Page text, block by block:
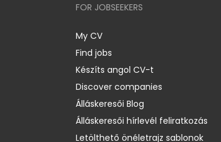
FOR JOBSEEKERS
My CV
Find jobs
Készíts angol CV-t
Discover companies
Álláskeresői Blog
Álláskeresői hírlevél feliratkozás
Letölthető önéletrajz sablonok